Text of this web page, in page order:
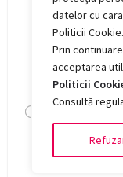
datelor cu
Politicii Cookie.
Prin
acceptarea
Politicii
Consultă
Română,
rusă
Locuri buget
0 — 0